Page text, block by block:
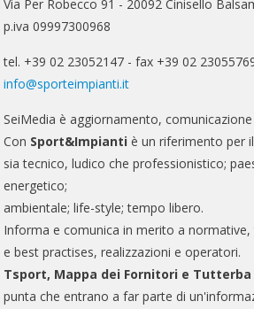
Via Per Robecco 91 - 20092 Cinisello
p.iva 09997300968
tel. +39 02 23052147 - fax +39 02
info@sporteimpianti.it
SeiMedia è aggiornamento,
Con Sport&Impianti è un riferimento per
sia tecnico, ludico che professionistico;
energetico;
ambientale; life-style; tempo libero.
Informa e comunica in merito a normative,
e best practises, realizzazioni e operatori.
Tsport, Mappa dei Fornitori e Tutterba
punta che entrano a far parte di